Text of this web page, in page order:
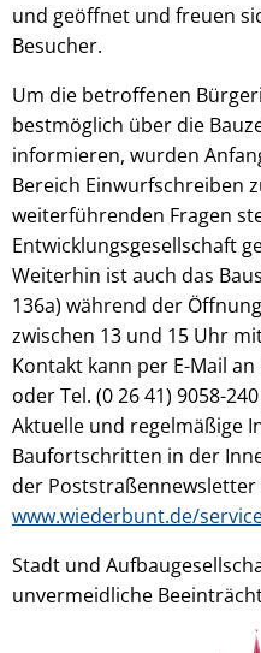
und geöffnet und freuen
Besucher.
Um die betroffenen
bestmöglich über die
informieren, wurden
Bereich Einwurfschreiben
weiterführenden Fragen
Entwicklungsgesellschaft
Weiterhin ist auch das
136a) während der
zwischen 13 und 15 Uhr
Kontakt kann per E-Mail
oder Tel. (0 26 41) 9058-
Aktuelle und regelmäßige
Baufortschritten in der
der
www.wiederbunt.de/
Stadt und
unvermeidliche